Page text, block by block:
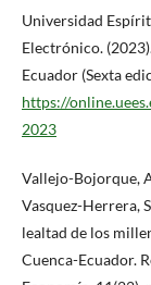
Universidad
Electrónico.
Ecuador (Sexta
https://
2023
Vallejo-Bojorque,
Vasquez-Herrera,
lealtad de los
Cuenca-Ecuador.